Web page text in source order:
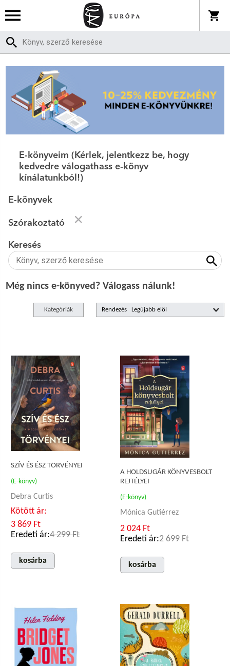
E-könyveim (Kérlek, jelentkezz be, hogy
kedvedre válogathass e-könyv
kínálatunkból!)
E-könyvek
Szórakoztató
Keresés
Még nincs e-könyved? Válogass nálunk!
Kategóriák Rendezés
SZÍV ÉS ÉSZ TÖRVÉNYEI
(E-könyv)
Debra Curtis
Kötött ár:
3 869 Ft
Eredeti ár:4 299 Ft
kosárba
A HOLDSUGÁR KÖNYVESBOLT
REJTÉLYEI
(E-könyv)
Mónica Gutiérrez
2 024 Ft
Eredeti ár:2 699 Ft
kosárba